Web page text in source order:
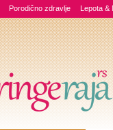
Porodično zdravlje Lepota &